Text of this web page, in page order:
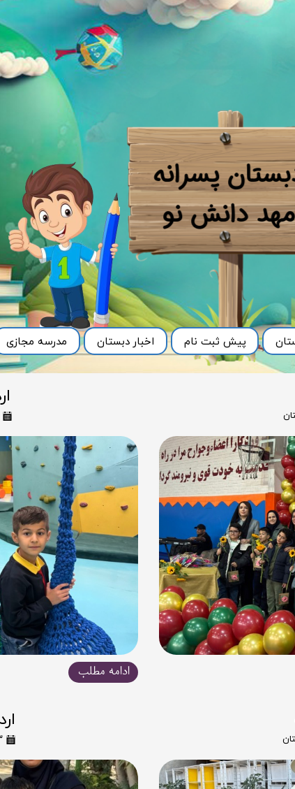
پسرانه
​​​​​​​مهد دانش نو
پیش ثبت نام اخبار دبستان مدرسه مجازی
ادامه مطلب